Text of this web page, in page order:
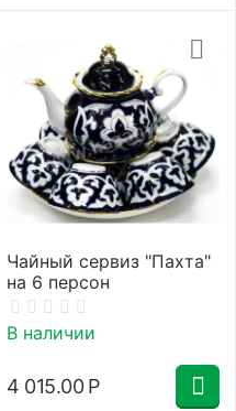
Чайный сервиз "Пахта"
на 6 персон
В наличии
4 015.00 Р